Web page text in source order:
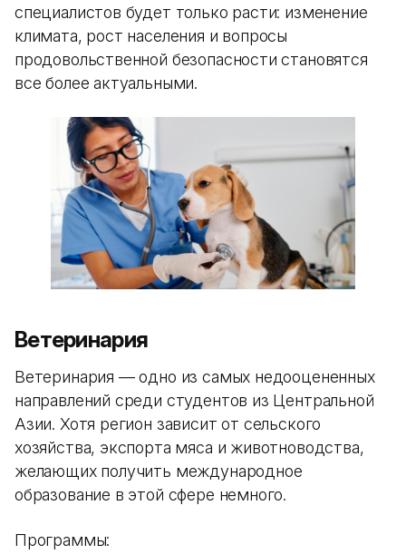
специалистов будет только расти: изменение
климата, рост населения и вопросы
продовольственной безопасности становятся
все более актуальными.
Ветеринария
Ветеринария — одно из самых недооцененных
направлений среди студентов из Центральной
Азии. Хотя регион зависит от сельского
хозяйства, экспорта мяса и животноводства,
желающих получить международное
образование в этой сфере немного.
Программы: